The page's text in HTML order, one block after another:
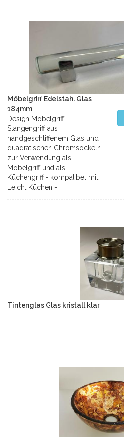
Möbelgriff Edelstahl Glas
184mm
Design Möbelgriff -
Stangengriff aus
handgeschliffenem Glas und
quadratischen Chromsockeln
zur Verwendung als
Möbelgriff und als
Küchengriff - kompatibel mit
Leicht Küchen -
Tintenglas Glas kristall klar